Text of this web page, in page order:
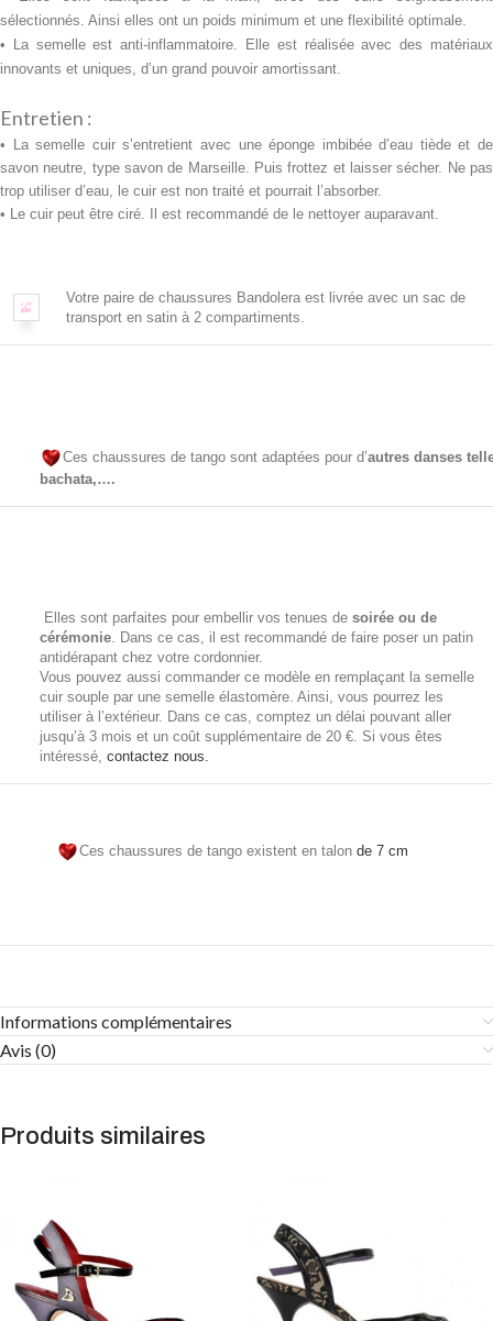
sélectionnés. Ainsi elles ont un poids minimum et une flexibilité optimale.
• La semelle est anti-inflammatoire. Elle est réalisée avec des matériaux
innovants et uniques, d’un grand pouvoir amortissant.
Entretien :
• La semelle cuir s’entretient avec une éponge imbibée d’eau tiède et de
savon neutre, type savon de Marseille. Puis frottez et laisser sécher. Ne pas
trop utiliser d’eau, le cuir est non traité et pourrait l’absorber.
• Le cuir peut être ciré. Il est recommandé de le nettoyer auparavant.
Votre paire de chaussures Bandolera est livrée avec un sac de
transport en satin à 2 compartiments.
Ces chaussures de tango sont adaptées pour d’autres danses
bachata,….
Elles sont parfaites pour embellir vos tenues de soirée ou de
cérémonie. Dans ce cas, il est recommandé de faire poser un patin
antidérapant chez votre cordonnier.
Vous pouvez aussi commander ce modèle en remplaçant la semelle
cuir souple par une semelle élastomère. Ainsi, vous pourrez les
utiliser à l’extérieur. Dans ce cas, comptez un délai pouvant aller
jusqu’à 3 mois et un coût supplémentaire de 20 €. Si vous êtes
intéressé, contactez nous.
Ces chaussures de tango existent en talon de 7 cm
Informations complémentaires
Avis (0)
Produits similaires